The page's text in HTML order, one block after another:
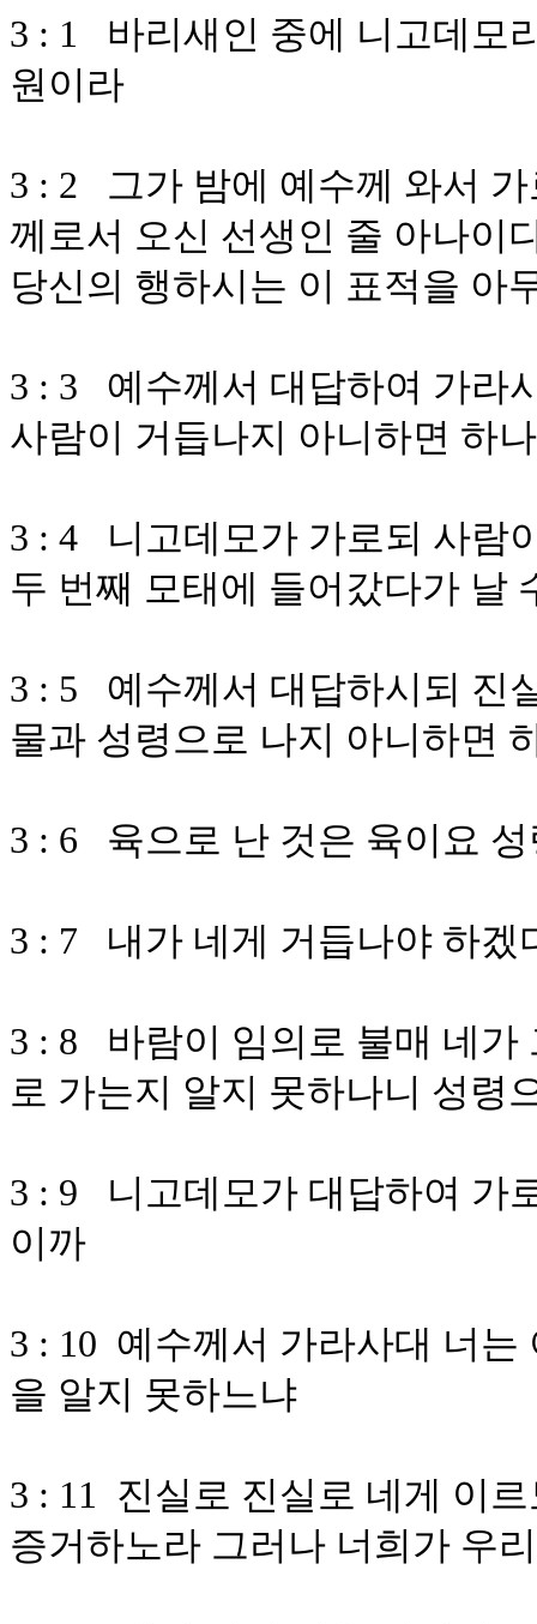
3 : 1 바리새인 중에 니고데모
원이라
3 : 2 그가 밤에 예수께 와서
께로서 오신 선생인 줄 아나이
당신의 행하시는 이 표적을 아
3 : 3 예수께서 대답하여 가라
사람이 거듭나지 아니하면 하
3 : 4 니고데모가 가로되 사람
두 번째 모태에 들어갔다가 날
3 : 5 예수께서 대답하시되 진
물과 성령으로 나지 아니하면
3 : 6 육으로 난 것은 육이요
3 : 7 내가 네게 거듭나야 하겠
3 : 8 바람이 임의로 불매 네가
로 가는지 알지 못하나니 성령
3 : 9 니고데모가 대답하여 가
이까
3 : 10 예수께서 가라사대 너
을 알지 못하느냐
3 : 11 진실로 진실로 네게 이
증거하노라 그러나 너희가 우